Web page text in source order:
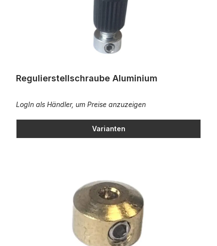
Regulierstellschraube Aluminium
LogIn als Händler, um Preise anzuzeigen
Varianten